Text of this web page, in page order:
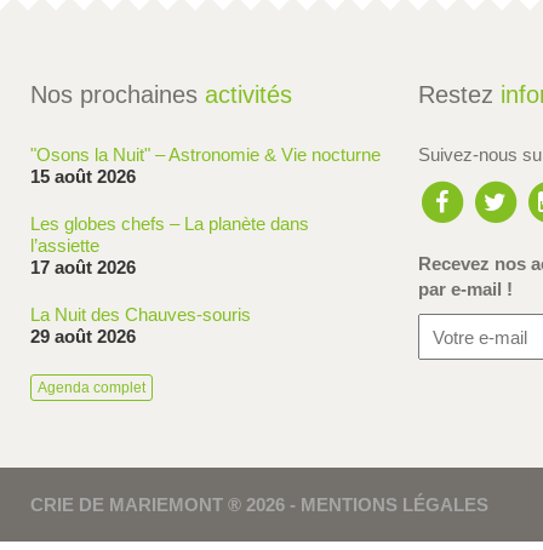
Nos prochaines activités
"Osons la Nuit" – Astronomie & Vie nocturne
15 août 2026
Les globes chefs – La planète dans
l’assiette
17 août 2026
La Nuit des Chauves-souris
29 août 2026
Agenda complet
Restez
Suivez-nous
Recevez nos
par e-mail !
CRIE DE MARIEMONT ® 2026 - MENTIONS LÉGALES